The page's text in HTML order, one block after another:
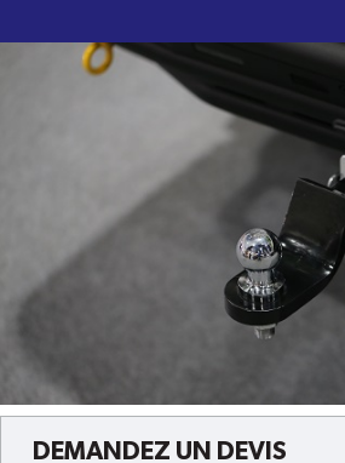
DEMANDEZ UN DEVIS